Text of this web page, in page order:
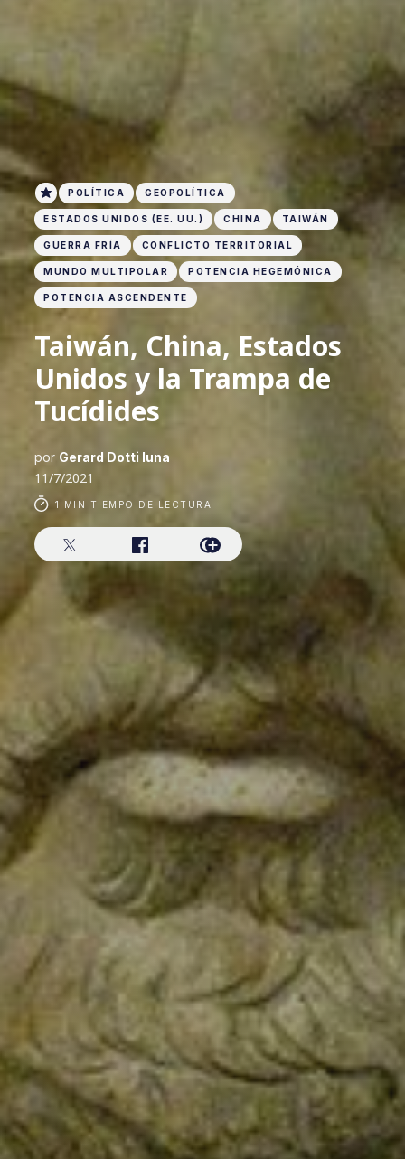
POLÍTICA GEOPOLÍTICA
ESTADOS UNIDOS (EE. UU.) CHINA TAIWÁN
GUERRA FRÍA CONFLICTO TERRITORIAL
MUNDO MULTIPOLAR POTENCIA HEGEMÓNICA
POTENCIA ASCENDENTE
Taiwán, China, Estados
Unidos y la Trampa de
Tucídides
por Gerard Dotti luna
11/7/2021
1 MIN TIEMPO DE LECTURA